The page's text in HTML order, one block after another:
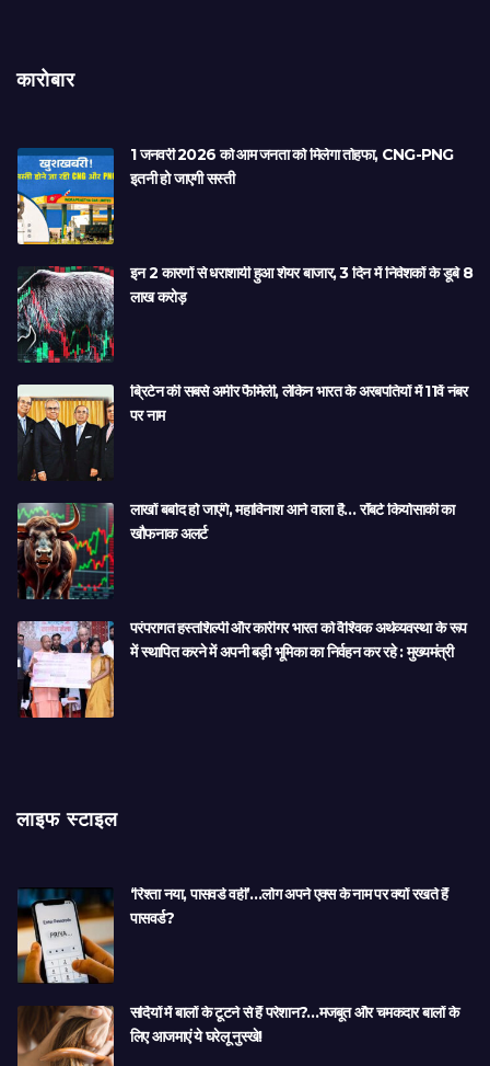
कारोबार
1 जनवरी 2026 को आम जनता को मिलेगा तोहफा, CNG-PNG
इतनी हो जाएगी सस्ती
इन 2 कारणों से धराशायी हुआ शेयर बाजार, 3 दिन में निवेशकों के डूबे 8
लाख करोड़
ब्रिटेन की सबसे अमीर फैमिली, लेकिन भारत के अरबपतियों में 11वें नंबर
पर नाम
लाखों बर्बाद हो जाएंगे, महाविनाश आने वाला है… रॉबर्ट कियोसाकी का
खौफनाक अलर्ट
परंपरागत हस्तशिल्पी और कारीगर भारत को वैश्विक अर्थव्यवस्था के रूप
में स्थापित करने में अपनी बड़ी भूमिका का निर्वहन कर रहे : मुख्यमंत्री
लाइफ स्टाइल
‘रिश्ता नया, पासवर्ड वही’…लोग अपने एक्स के नाम पर क्यों रखते हैं
पासवर्ड?
सर्दियों में बालों के टूटने से हैं परेशान?…मजबूत और चमकदार बालों के
लिए आजमाएं ये घरेलू नुस्खे!